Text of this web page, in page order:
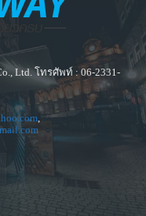
Ltd. โทรศัพท์ : 06-2331-
,